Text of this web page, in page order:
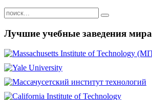
Лучшие учебные заведения мира